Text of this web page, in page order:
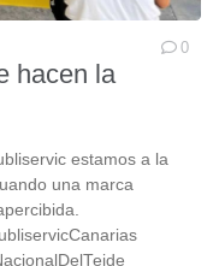
hacen la
0
estamos a la
una marca